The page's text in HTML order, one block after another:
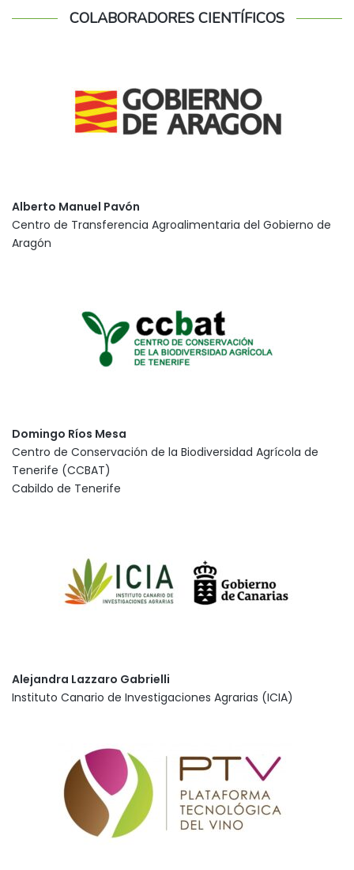
COLABORADORES CIENTÍFICOS
Alberto Manuel Pavón
Centro de Transferencia Agroalimentaria del Gobierno de
Aragón
Domingo Ríos Mesa
Centro de Conservación de la Biodiversidad Agrícola de
Tenerife (CCBAT)
Cabildo de Tenerife
Alejandra Lazzaro Gabrielli
Instituto Canario de Investigaciones Agrarias (ICIA)